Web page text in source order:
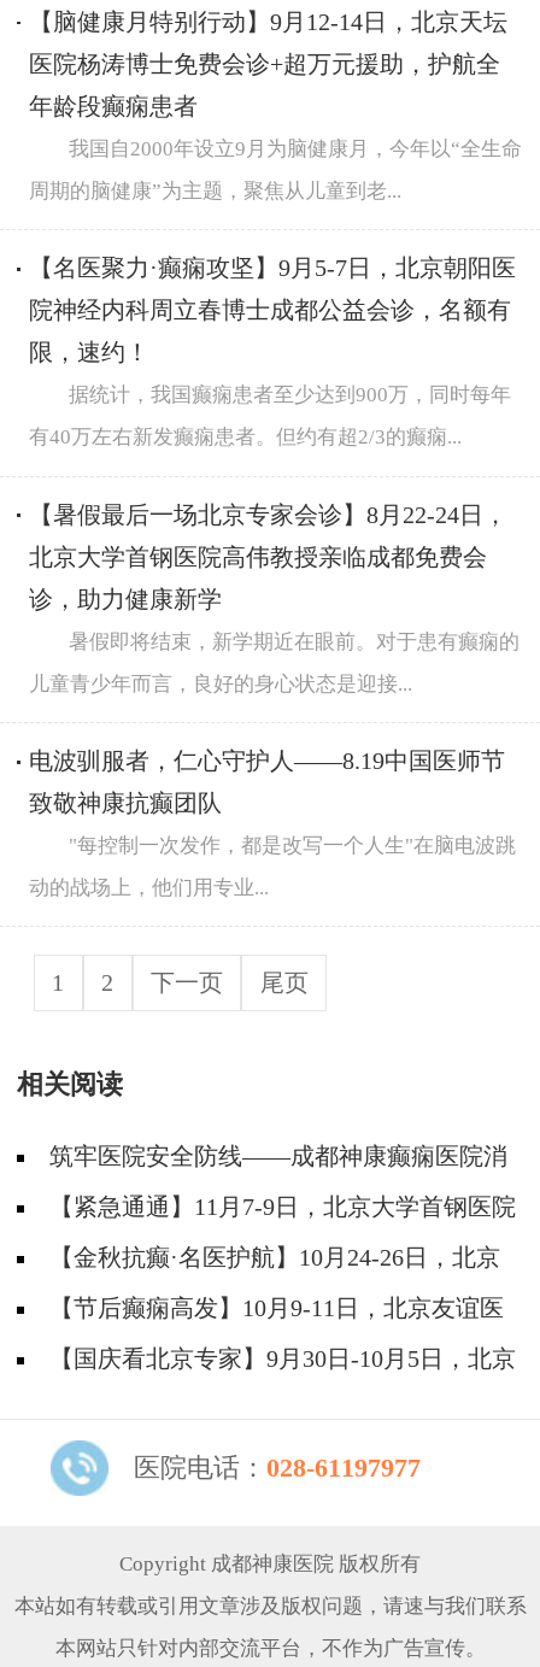
【脑健康月特别行动】9月12-14日，北京天坛
医院杨涛博士免费会诊+超万元援助，护航全
年龄段癫痫患者
我国自2000年设立9月为脑健康月，今年以“全生命
周期的脑健康”为主题，‌聚焦从儿童到老...
【名医聚力·癫痫攻坚】9月5-7日，北京朝阳医
院神经内科周立春博士成都公益会诊，名额有
限，速约！
据统计，我国癫痫患者至少达到900万，同时每年
有40万左右新发癫痫患者。但约有超2/3的癫痫...
【暑假最后一场北京专家会诊】8月22-24日，
北京大学首钢医院高伟教授亲临成都免费会
诊，助力健康新学
暑假即将结束，新学期近在眼前。对于患有癫痫的
儿童青少年而言，良好的身心状态是迎接...
电波驯服者，仁心守护人——8.19中国医师节
致敬神康抗癫团队
"每控制一次发作，都是改写一个人生"在脑电波跳
动的战场上，他们用专业...
1 2 下一页 尾页
相关阅读
筑牢医院安全防线——成都神康癫痫医院消
防安全培训纪实
【紧急通通】11月7-9日，北京大学首钢医院
神经内科胡颖教授亲临成都会诊，破解癫痫疑难
【金秋抗癫·名医护航】10月24-26日，北京
大学首钢医院神经内科主任高伟教授亲临成都会
诊，速约！
【节后癫痫高发】10月9-11日，北京友谊医
院陈葵博士免费会诊+治疗援助，破解癫痫难
【国庆看北京专家】9月30日-10月5日，北京
助，速约！医院电话： 028-61197977
Copyright 成都神康医院 版权所有
本站如有转载或引用文章涉及版权问题，请速与我们联系
本网站只针对内部交流平台，不作为广告宣传。